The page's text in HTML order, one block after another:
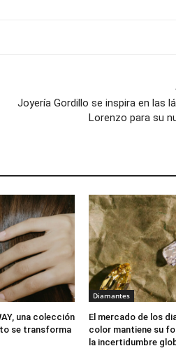
Joyería Gordillo se inspira en las
Lorenzo para su
una colección
se transforma
Diamantes
El mercado de los
color mantiene su
la incertidumbre